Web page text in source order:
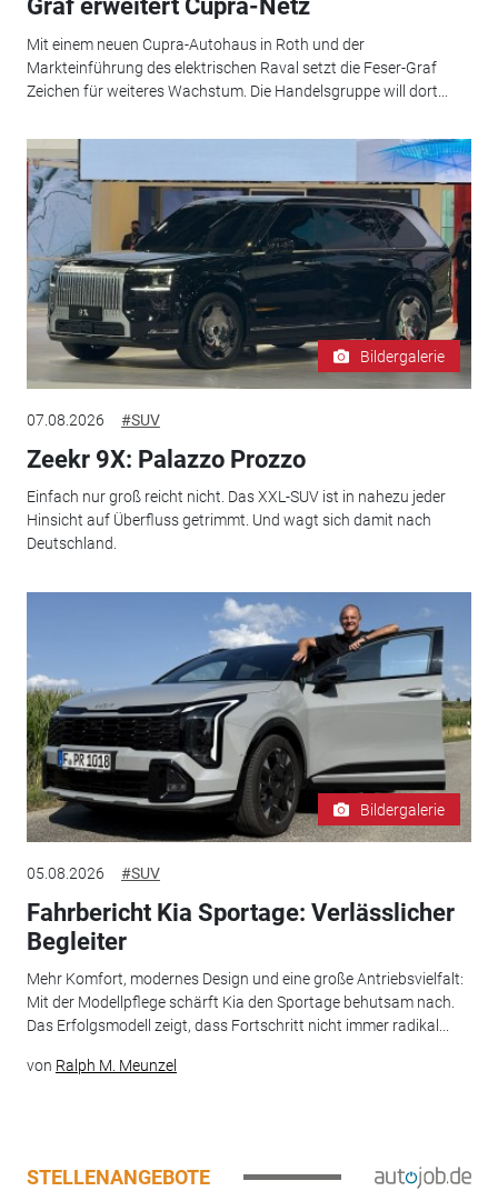
Graf erweitert Cupra-Netz
Mit einem neuen Cupra-Autohaus in Roth und der
Markteinführung des elektrischen Raval setzt die Feser-Graf
Zeichen für weiteres Wachstum. Die Handelsgruppe will dort...
Bildergalerie
07.08.2026 #SUV
Zeekr 9X: Palazzo Prozzo
Einfach nur groß reicht nicht. Das XXL-SUV ist in nahezu jeder
Hinsicht auf Überfluss getrimmt. Und wagt sich damit nach
Deutschland.
Bildergalerie
05.08.2026 #SUV
Fahrbericht Kia Sportage: Verlässlicher
Begleiter
Mehr Komfort, modernes Design und eine große Antriebsvielfalt:
Mit der Modellpflege schärft Kia den Sportage behutsam nach.
Das Erfolgsmodell zeigt, dass Fortschritt nicht immer radikal...
von Ralph M. Meunzel
STELLENANGEBOTE